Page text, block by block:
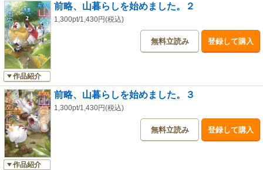
作品紹介
前略、山暮らしを始めました。２
1,300pt/1,430円(税込)
無料立読み 登録して購入
作品紹介
前略、山暮らしを始めました。３
1,300pt/1,430円(税込)
無料立読み 登録して購入